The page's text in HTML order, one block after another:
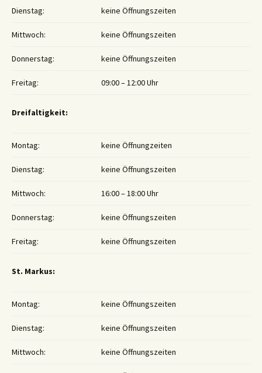
Dienstag: keine Öffnungszeiten
Mittwoch: keine Öffnungszeiten
Donnerstag: keine Öffnungszeiten
Freitag: 09:00 – 12:00 Uhr
Dreifaltigkeit:
Montag: keine Öffnungzeiten
Dienstag: keine Öffnungszeiten
Mittwoch: 16:00 – 18:00 Uhr
Donnerstag: keine Öffnungszeiten
Freitag: keine Öffnungszeiten
St. Markus:
Montag: keine Öffnungszeiten
Dienstag: keine Öffnungszeiten
Mittwoch: keine Öffnungszeiten